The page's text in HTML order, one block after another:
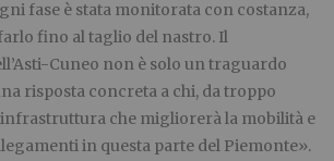
fase è stata monitorata con costanza,
fino al taglio del nastro. Il
Cuneo non è solo un traguardo
risposta concreta a chi, da troppo
che migliorerà la mobilità e
in questa parte del Piemonte».